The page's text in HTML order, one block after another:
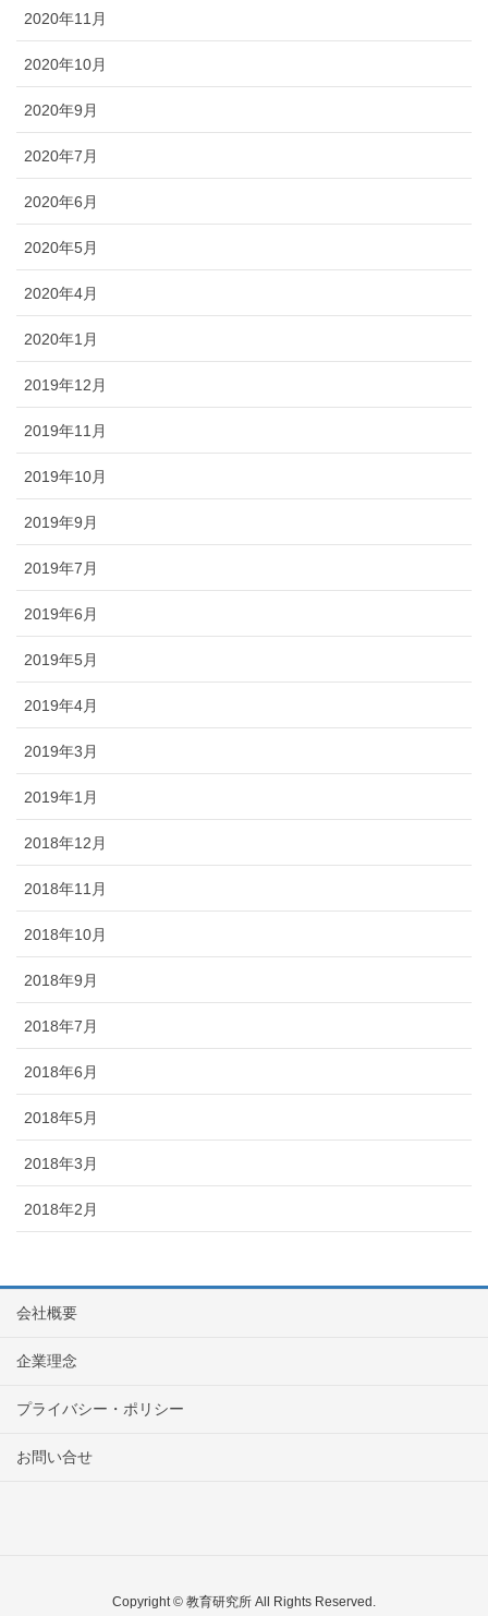
2020年11月
2020年10月
2020年9月
2020年7月
2020年6月
2020年5月
2020年4月
2020年1月
2019年12月
2019年11月
2019年10月
2019年9月
2019年7月
2019年6月
2019年5月
2019年4月
2019年3月
2019年1月
2018年12月
2018年11月
2018年10月
2018年9月
2018年7月
2018年6月
2018年5月
2018年3月
2018年2月
会社概要
企業理念
プライバシー・ポリシー
お問い合せ
Copyright © 教育研究所 All Rights Reserved.